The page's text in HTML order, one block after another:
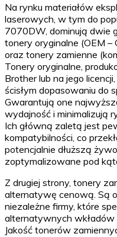
Na rynku materiałów
laserowych, w tym do
7070DW, dominują dwie
tonery oryginalne (OEM –
oraz tonery zamienne
Tonery oryginalne,
Brother lub na jego
ścisłym dopasowaniu do
Gwarantują one
wydajność i minimalizują
Ich główną zaletą jest
kompatybilności, co
potencjalnie dłuższą
zoptymalizowane pod
Z drugiej strony, tonery
alternatywę cenową. Są
niezależne firmy, które
alternatywnych wkładów
Jakość tonerów